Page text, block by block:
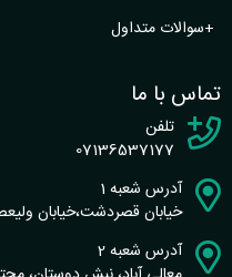
+سوالات متداول
تماس با ما
تلفن
07136537177
آدرس شعبه 1
خیابان قصردشت،خیابان ولیعصر نبش کوچه18
آدرس شعبه 2